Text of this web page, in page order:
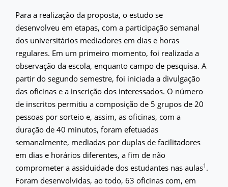
Para a realização da proposta, o estudo se
desenvolveu em etapas, com a participação semanal
dos universitários mediadores em dias e horas
regulares. Em um primeiro momento, foi realizada a
observação da escola, enquanto campo de pesquisa. A
partir do segundo semestre, foi iniciada a divulgação
das oficinas e a inscrição dos interessados. O número
de inscritos permitiu a composição de 5 grupos de 20
pessoas por sorteio e, assim, as oficinas, com a
duração de 40 minutos, foram efetuadas
semanalmente, mediadas por duplas de facilitadores
em dias e horários diferentes, a fim de não
comprometer a assiduidade dos estudantes nas aulas1 .
Foram desenvolvidas, ao todo, 63 oficinas com, em